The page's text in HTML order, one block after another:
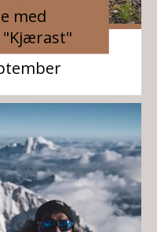
med
"Kjærast"